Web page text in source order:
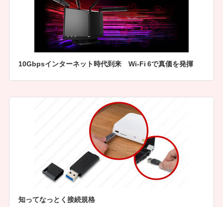
10Gbpsインターネット時代到来 Wi-Fi 6で真価を発揮
知ってなっとく接続規格